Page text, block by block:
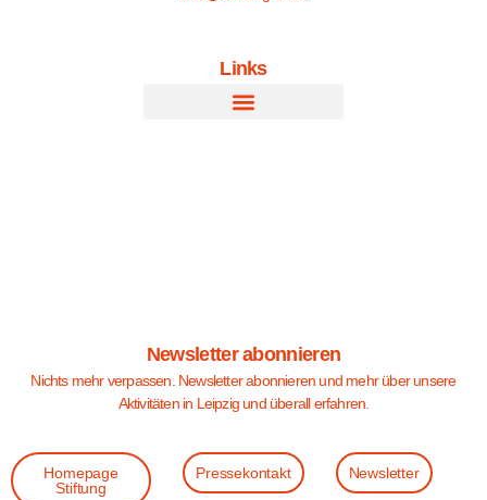
Links
Newsletter abonnieren
Nichts mehr verpassen. Newsletter abonnieren und mehr über unsere
Aktivitäten in Leipzig und überall erfahren.
Homepage
Stiftung
Pressekontakt Newsletter